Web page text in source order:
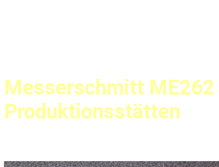
Messerschmitt ME262
Produktionsstätten